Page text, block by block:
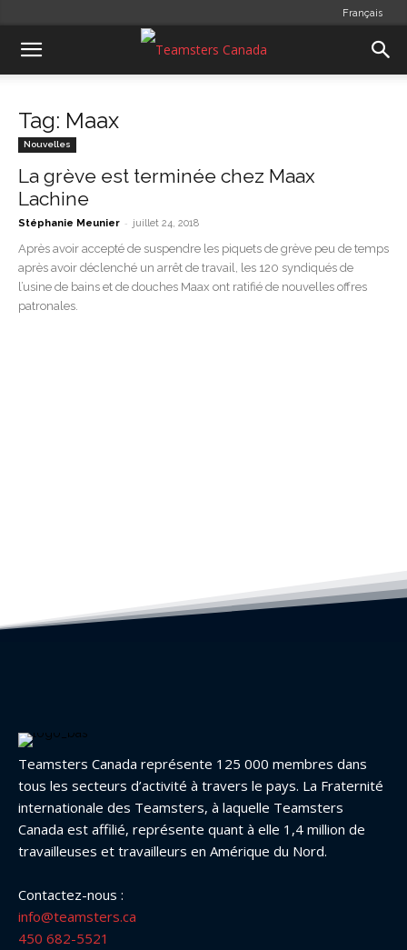
Français
Tag: Maax
Nouvelles
La grève est terminée chez Maax
Lachine
Stéphanie Meunier - juillet 24, 2018
Après avoir accepté de suspendre les piquets de grève peu de temps
après avoir déclenché un arrêt de travail, les 120 syndiqués de
l’usine de bains et de douches Maax ont ratifié de nouvelles offres
patronales.
Teamsters Canada représente 125 000 membres dans
tous les secteurs d’activité à travers le pays. La Fraternité
internationale des Teamsters, à laquelle Teamsters
Canada est affilié, représente quant à elle 1,4 million de
travailleuses et travailleurs en Amérique du Nord.
Contactez-nous :
info@teamsters.ca
450 682-5521